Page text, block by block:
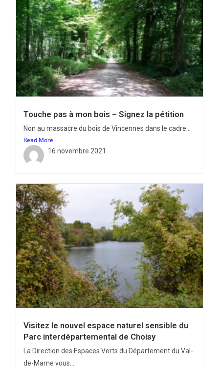
Touche pas à mon bois – Signez la pétition
Non au massacre du bois de Vincennes dans le cadre...
Read More
16 novembre 2021
Visitez le nouvel espace naturel sensible du
Parc interdépartemental de Choisy
La Direction des Espaces Verts du Département du Val-
de-Marne vous...